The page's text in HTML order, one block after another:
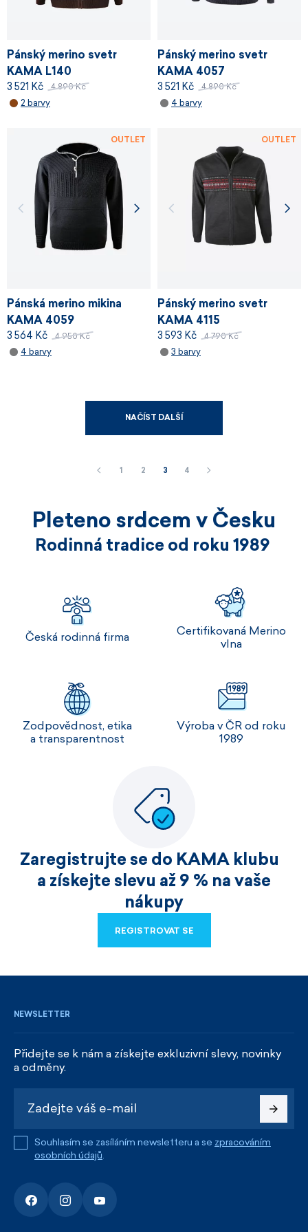
Pánský merino svetr
KAMA L140
3 521 Kč 4 890 Kč
2 barvy
Pánský merino svetr
KAMA 4057
3 521 Kč 4 890 Kč
4 barvy
Pánská merino mikina
KAMA 4059
3 564 Kč 4 950 Kč
4 barvy
OUTLET
Pánský merino svetr
KAMA 4115
3 593 Kč 4 790 Kč
3 barvy
OUTLET
NAČÍST DALŠÍ
1 2 3 4
Pleteno srdcem v Česku
Rodinná tradice od roku 1989
Česká rodinná firma
Certifikovaná Merino
vlna
Zodpovědnost, etika
a transparentnost
Výroba v ČR od roku
1989
Zaregistrujte se do KAMA klubu
a získejte slevu až 9 % na vaše
nákupy
REGISTROVAT SE
NEWSLETTER
Přidejte se k nám a získejte exkluzivní slevy, novinky
a odměny.
Souhlasím se zasíláním newsletteru a se zpracováním
osobních údajů.